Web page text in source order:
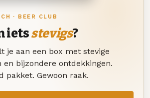
· BEER CLUB
ietsstevigs?
je aan een box met stevige
en bijzondere ontdekkingen.
pakket. Gewoon raak.